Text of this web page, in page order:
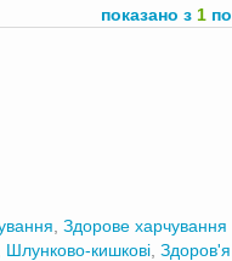
показано з 1 по
Здорове харчування
Шлунково-кишкові Здоров'я